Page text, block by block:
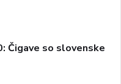
Čigave so slovenske